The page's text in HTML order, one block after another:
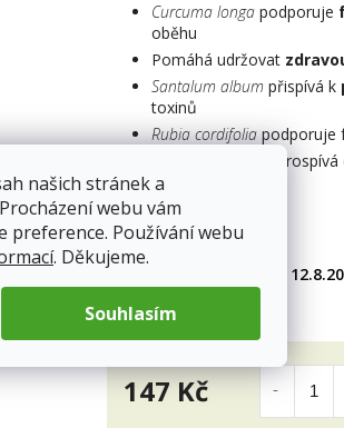
našich stránek a
webu vám
preference. Používání webu
. Děkujeme.
Souhlasím
Curcuma longapodporuje
oběhu
Pomáhá udržovat
Santalum album přispívá k
toxinů
Rubia cordifolia podporuje
funkci prostaty
Doplněk stravy
hvězdiček.
147 Kč